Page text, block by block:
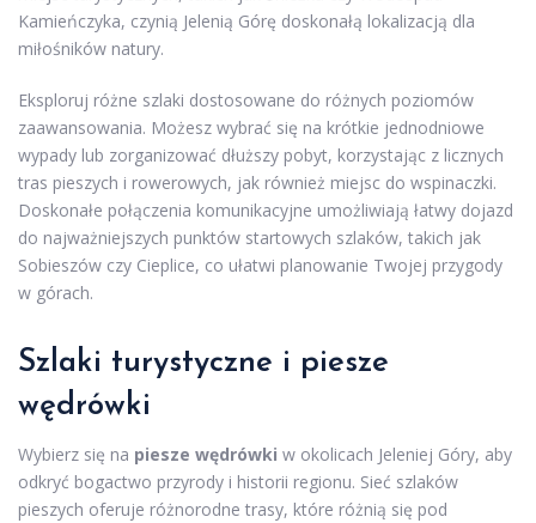
Kamieńczyka, czynią Jelenią Górę doskonałą lokalizacją dla
miłośników natury.
Eksploruj różne szlaki dostosowane do różnych poziomów
zaawansowania. Możesz wybrać się na krótkie jednodniowe
wypady lub zorganizować dłuższy pobyt, korzystając z licznych
tras pieszych i rowerowych, jak również miejsc do wspinaczki.
Doskonałe połączenia komunikacyjne umożliwiają łatwy dojazd
do najważniejszych punktów startowych szlaków, takich jak
Sobieszów czy Cieplice, co ułatwi planowanie Twojej przygody
w górach.
Szlaki turystyczne i piesze
wędrówki
Wybierz się na piesze wędrówki w okolicach Jeleniej Góry, aby
odkryć bogactwo przyrody i historii regionu. Sieć szlaków
pieszych oferuje różnorodne trasy, które różnią się pod